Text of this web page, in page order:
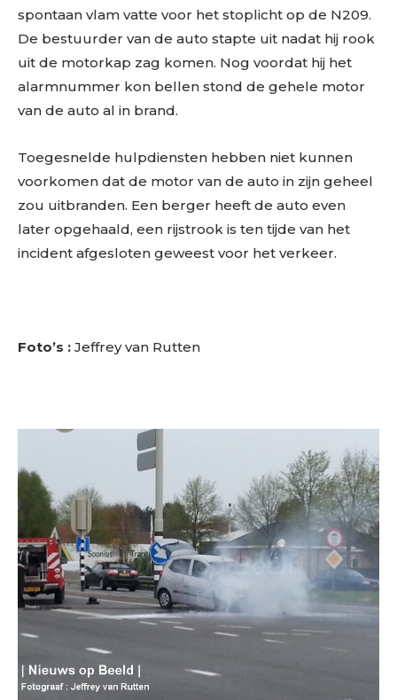
spontaan vlam vatte voor het stoplicht op de N209.
De bestuurder van de auto stapte uit nadat hij rook
uit de motorkap zag komen. Nog voordat hij het
alarmnummer kon bellen stond de gehele motor
van de auto al in brand.
Toegesnelde hulpdiensten hebben niet kunnen
voorkomen dat de motor van de auto in zijn geheel
zou uitbranden. Een berger heeft de auto even
later opgehaald, een rijstrook is ten tijde van het
incident afgesloten geweest voor het verkeer.
Foto’s : Jeffrey van Rutten